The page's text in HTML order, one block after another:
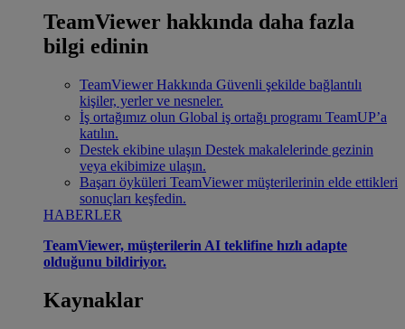
TeamViewer hakkında daha fazla
bilgi edinin
TeamViewer Hakkında Güvenli şekilde bağlantılı
kişiler, yerler ve nesneler.
İş ortağımız olun Global iş ortağı programı TeamUP’a
katılın.
Destek ekibine ulaşın Destek makalelerinde gezinin
veya ekibimize ulaşın.
Başarı öyküleri TeamViewer müşterilerinin elde ettikleri
sonuçları keşfedin.
HABERLER
TeamViewer, müşterilerin AI teklifine hızlı adapte
olduğunu bildiriyor.
Kaynaklar